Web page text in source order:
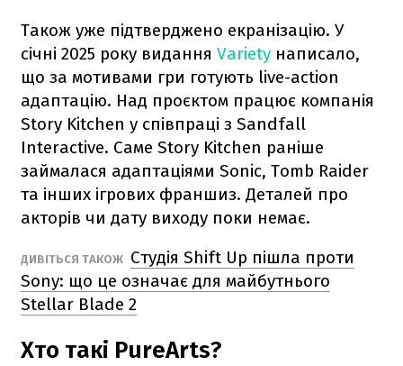
Також уже підтверджено екранізацію. У
січні 2025 року видання Variety написало,
що за мотивами гри готують live-action
адаптацію. Над проєктом працює компанія
Story Kitchen у співпраці з Sandfall
Interactive. Саме Story Kitchen раніше
займалася адаптаціями Sonic, Tomb Raider
та інших ігрових франшиз. Деталей про
акторів чи дату виходу поки немає.
ДИВІТЬСЯ ТАКОЖ Студія Shift Up пішла проти
Sony: що це означає для майбутнього
Stellar Blade 2
Хто такі PureArts?